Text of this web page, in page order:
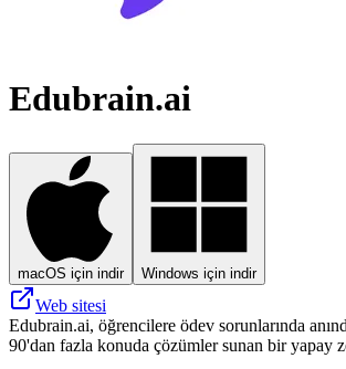
Edubrain.ai
macOS için indir Windows için indir
Web sitesi
Edubrain.ai, öğrencilere ödev sorunlarında
90'dan fazla konuda çözümler sunan bir yapay